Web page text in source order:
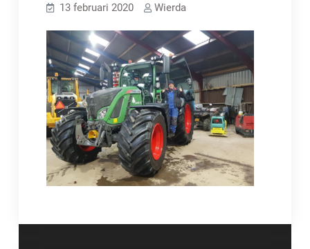
13 februari 2020 Wierda